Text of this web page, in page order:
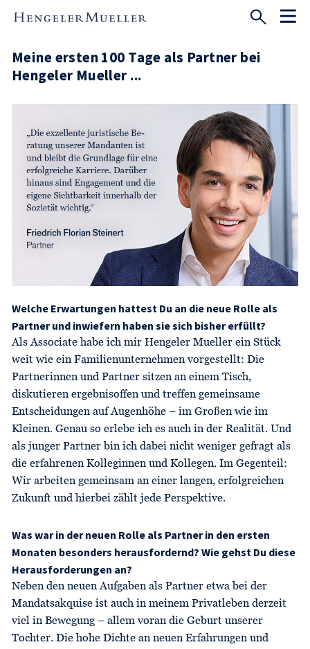
Meine ersten 100 Tage als Partner bei
Hengeler Mueller ...
Welche Erwartungen hattest Du an die neue Rolle als
Partner und inwiefern haben sie sich bisher erfüllt?
Als Associate habe ich mir Hengeler Mueller ein Stück
weit wie ein Familienunternehmen vorgestellt: Die
Partnerinnen und Partner sitzen an einem Tisch,
diskutieren ergebnisoffen und treffen gemeinsame
Entscheidungen auf Augenhöhe – im Großen wie im
Kleinen. Genau so erlebe ich es auch in der Realität. Und
als junger Partner bin ich dabei nicht weniger gefragt als
die erfahrenen Kolleginnen und Kollegen. Im Gegenteil:
Wir arbeiten gemeinsam an einer langen, erfolgreichen
Zukunft und hierbei zählt jede Perspektive.
Was war in der neuen Rolle als Partner in den ersten
Monaten besonders herausfordernd? Wie gehst Du diese
Herausforderungen an?
Neben den neuen Aufgaben als Partner etwa bei der
Mandatsakquise ist auch in meinem Privatleben derzeit
viel in Bewegung – allem voran die Geburt unserer
Tochter. Die hohe Dichte an neuen Erfahrungen und